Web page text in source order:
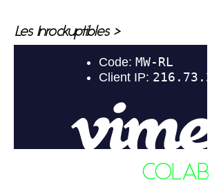
Les Inrockuptibles >
COLAB